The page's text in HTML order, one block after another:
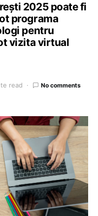
2025 poate fi
programa
pentru
vizita virtual
read No comments